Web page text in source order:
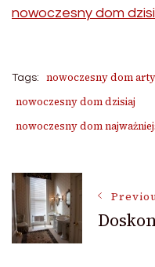
nowoczesny dom
Tags: nowoczesny dom
nowoczesny dom dzisiaj
nowoczesny dom
Post